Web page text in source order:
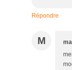
Répondre
M